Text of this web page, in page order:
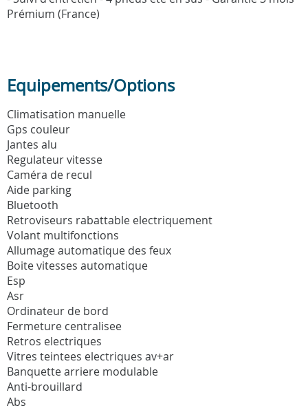
Prémium (France)
Equipements/Options
Climatisation manuelle
Gps couleur
Jantes alu
Regulateur vitesse
Caméra de recul
Aide parking
Bluetooth
Retroviseurs rabattable electriquement
Volant multifonctions
Allumage automatique des feux
Boite vitesses automatique
Esp
Asr
Ordinateur de bord
Fermeture centralisee
Retros electriques
Vitres teintees electriques av+ar
Banquette arriere modulable
Anti-brouillard
Abs